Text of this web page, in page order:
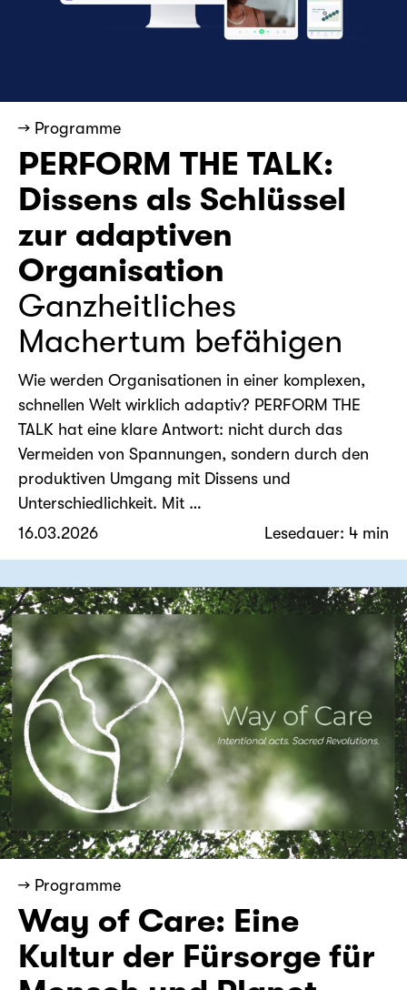
→ Programme
PERFORM THE TALK:
Dissens als Schlüssel
zur adaptiven
Organisation
Ganzheitliches
Machertum befähigen
Wie werden Organisationen in einer komplexen,
schnellen Welt wirklich adaptiv? PERFORM THE
TALK hat eine klare Antwort: nicht durch das
Vermeiden von Spannungen, sondern durch den
produktiven Umgang mit Dissens und
Unterschiedlichkeit. Mit …
16.03.2026
Lesedauer: 4 min
→ Programme
Way of Care: Eine
Kultur der Fürsorge für